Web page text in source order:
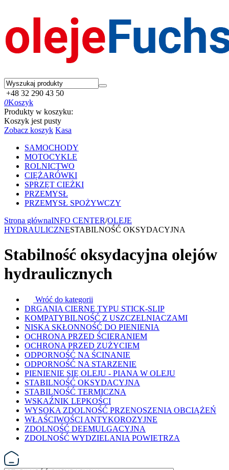
+48 32 290 43 50
0Koszyk
Produkty w koszyku:
Koszyk jest pusty
Zobacz koszyk Kasa
SAMOCHODY
MOTOCYKLE
ROLNICTWO
CIĘŻARÓWKI
SPRZĘT CIEŻKI
PRZEMYSŁ
PRZEMYSŁ SPOŻYWCZY
Strona głównaINFO CENTER/OLEJE
HYDRAULICZNESTABILNOŚĆ OKSYDACYJNA
Stabilność oksydacyjna olejów
hydraulicznych
Wróć do kategorii
DRGANIA CIERNE TYPU STICK-SLIP
KOMPATYBILNOŚĆ Z USZCZELNIACZAMI
NISKA SKŁONNOŚĆ DO PIENIENIA
OCHRONA PRZED ŚCIERANIEM
OCHRONA PRZED ZUŻYCIEM
ODPORNOŚĆ NA ŚCINANIE
ODPORNOŚĆ NA STARZENIE
PIENIENIE SIĘ OLEJU - PIANA W OLEJU
STABILNOŚĆ OKSYDACYJNA
STABILNOŚĆ TERMICZNA
WSKAŹNIK LEPKOŚCI
WYSOKA ZDOLNOŚĆ PRZENOSZENIA OBCIĄŻEŃ
WŁAŚCIWOŚCI ANTYKOROZYJNE
ZDOLNOŚĆ DEEMULGACYJNA
ZDOLNOŚĆ WYDZIELANIA POWIETRZA